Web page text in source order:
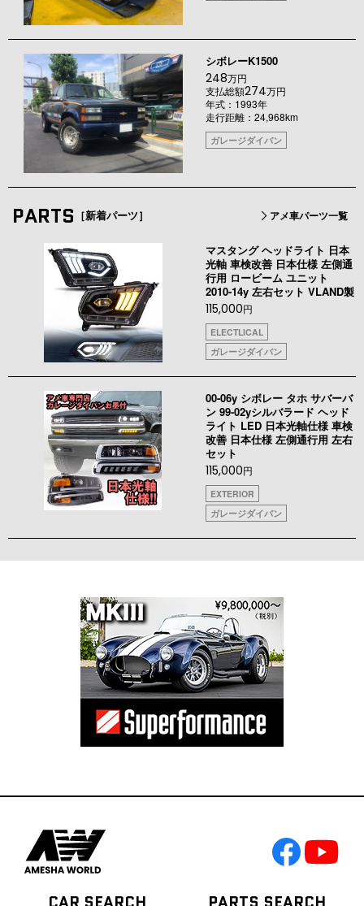
シボレーK1500
248万円
支払総額274万円
年式：1993年
走行距離：24,968km
ガレージダイバン
PARTS ［新着パーツ］ アメ車パーツ一覧
マスタング ヘッドライト 日本
光軸 車検改善 日本仕様 左側通
行用 ロービーム ユニット
2010-14y 左右セット VLAND製
115,000円
ELECTLICAL
ガレージダイバン
00-06y シボレー タホ サバーバ
ン 99-02yシルバラード ヘッド
ライト LED 日本光軸仕様 車検
改善 日本仕様 左側通行用 左右
セット
115,000円
EXTERIOR
ガレージダイバン